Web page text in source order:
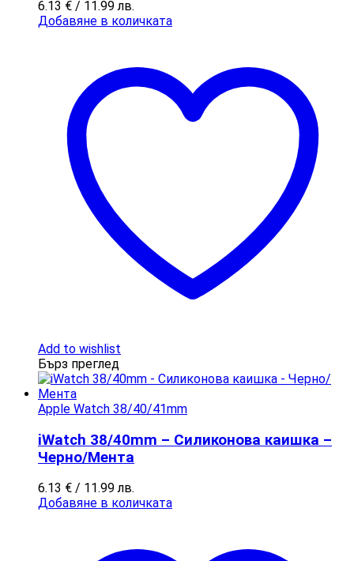
6.13 € / 11.99 лв.
Добавяне в количката
Add to wishlist
Бърз преглед
Apple Watch 38/40/41mm
iWatch 38/40mm – Силиконова каишка –
Черно/Мента
6.13 € / 11.99 лв.
Добавяне в количката